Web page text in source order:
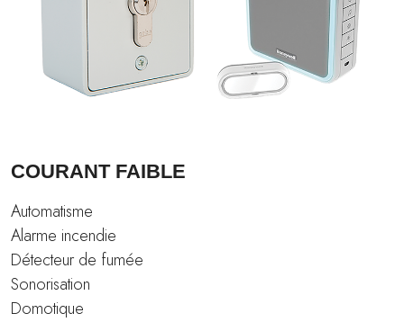
COURANT FAIBLE
Automatisme
Alarme incendie
Détecteur de fumée
Sonorisation
Domotique